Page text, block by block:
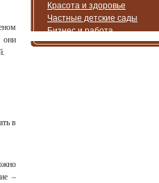
они
в
–
Красота и здоровье
Частные детские сады
Бизнес и работа